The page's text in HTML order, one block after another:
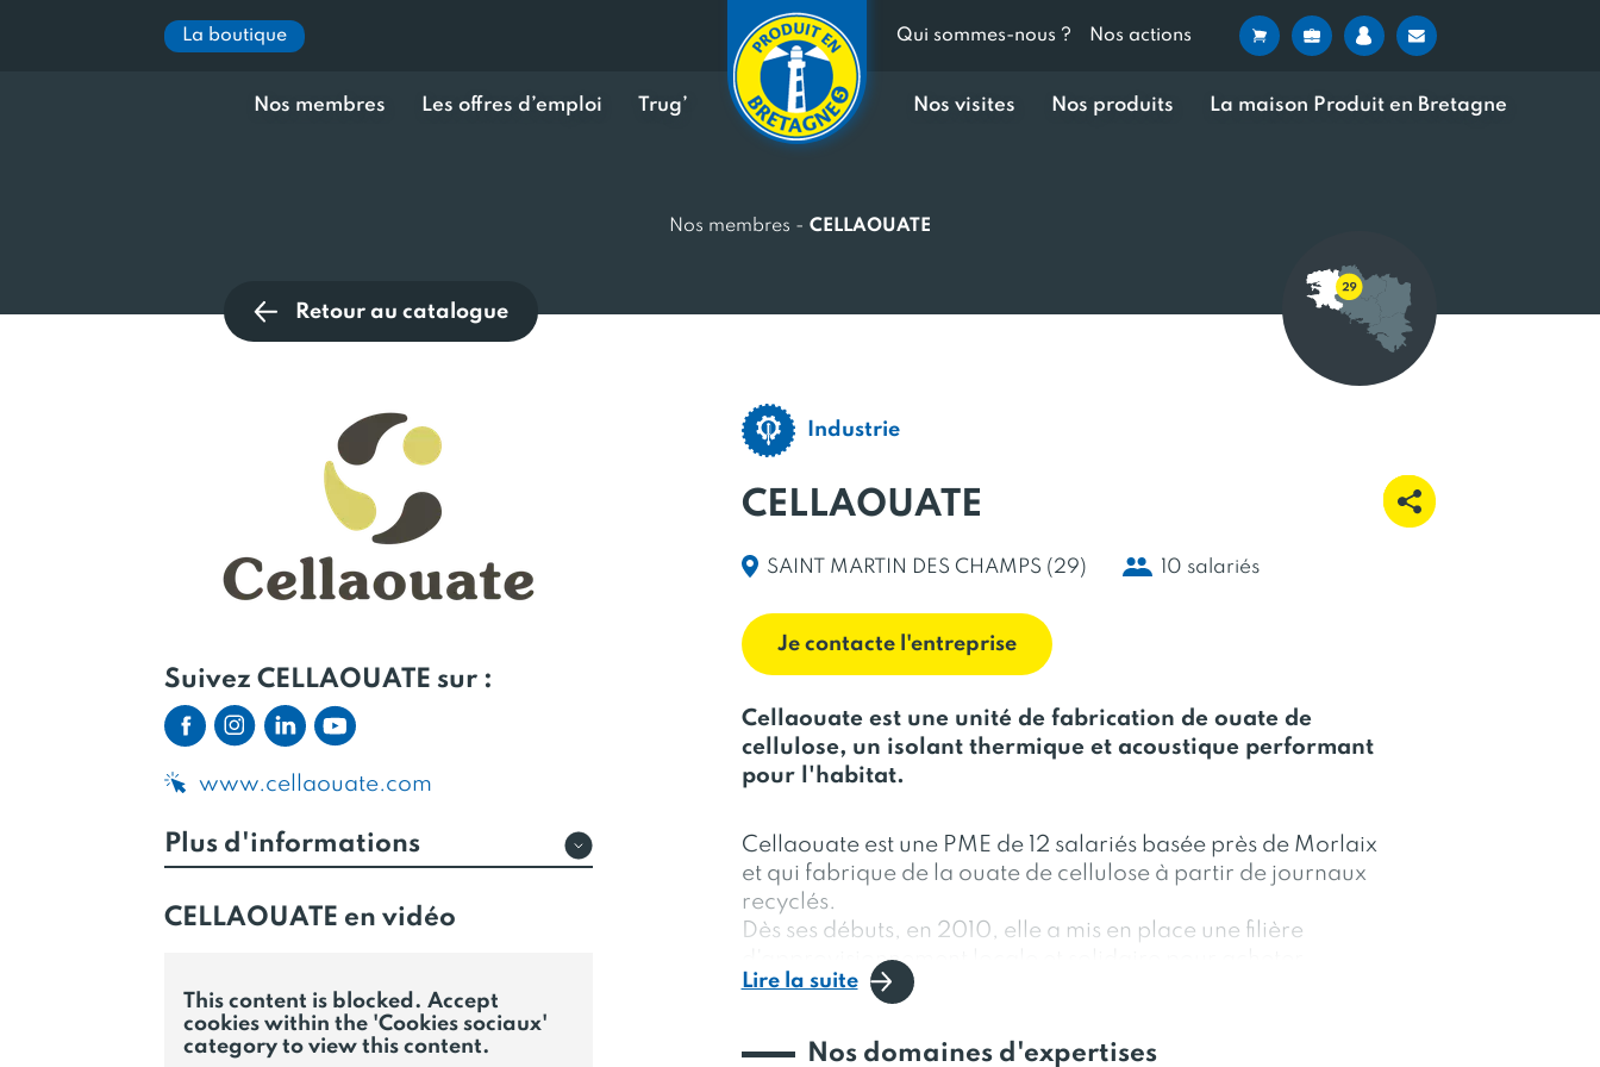
La boutique Qui sommes-nous ? Nos actions
Nos membres Les offres d’emploi Trug’ Nos visites Nos produits La maison Produit en Bretagne
Nos membres - CELLAOUATE
Retour au catalogue
Suivez CELLAOUATE sur :
www.cellaouate.com
Plus d'informations
CELLAOUATE en vidéo
This content is blocked. Accept
cookies within the 'Cookies sociaux'
category to view this content.
Industrie
CELLAOUATE
SAINT MARTIN DES CHAMPS (29) 10 salariés
Je contacte l'entreprise
Cellaouate est une unité de fabrication de ouate de
cellulose, un isolant thermique et acoustique performant
pour l'habitat.
Cellaouate est une PME de 12 salariés basée près de Morlaix
et qui fabrique de la ouate de cellulose à partir de journaux
recyclés.
Dès ses débuts, en 2010, elle a mis en place une filière
d'approvisionnement locale et solidaire pour acheter
essentiellement ses journaux à des ESAT et des associations
journaux sont ensuite transformés sur son site de production
Lire la suite
Nos domaines d'expertises